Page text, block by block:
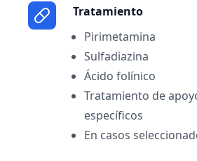
Tratamiento
Pirimetamina
Sulfadiazina
Ácido folínico
Tratamiento de
específicos
En casos